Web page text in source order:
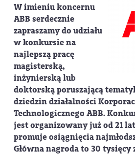
W imieniu koncernu
ABB serdecznie
zapraszamy do udziału
w konkursie na
najlepszą pracę
magisterską,
inżynierską lub
doktorską poruszającą
dziedzin działalności
Technologicznego ABB.
jest organizowany już od 21
promuje osiągnięcia
Główna nagroda to 30 tysięcy